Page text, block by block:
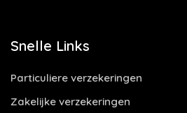
Snelle Links
Particuliere verzekeringen
Zakelijke verzekeringen